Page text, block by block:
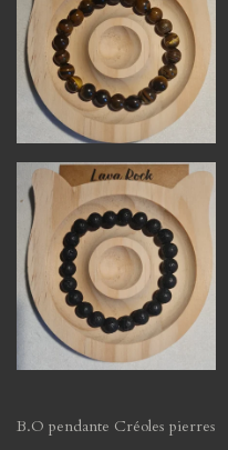
B.O pendante Créoles pierres